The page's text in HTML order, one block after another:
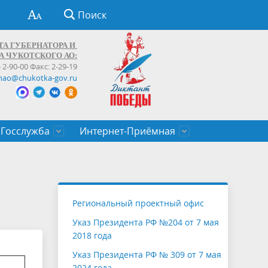
Поиск
ГУБЕРНАТОРА И
ЧУКОТСКОГО АО:
2-90-00 Факс: 2-29-19
gov.ru
Госслужба
служащих Чукотского автономного
Интернет-Приёмная
Региональный проектный офис
Указ Президента РФ №204 от 7 мая
2018 года
Указ Президента РФ № 309 от 7 мая